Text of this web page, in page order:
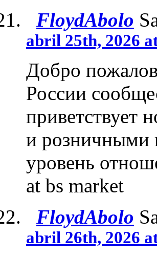
FloydAbolo
abril 25th, 2026
Добро
России
приветствует
и розничными
уровень
at bs market
FloydAbolo
abril 26th, 2026